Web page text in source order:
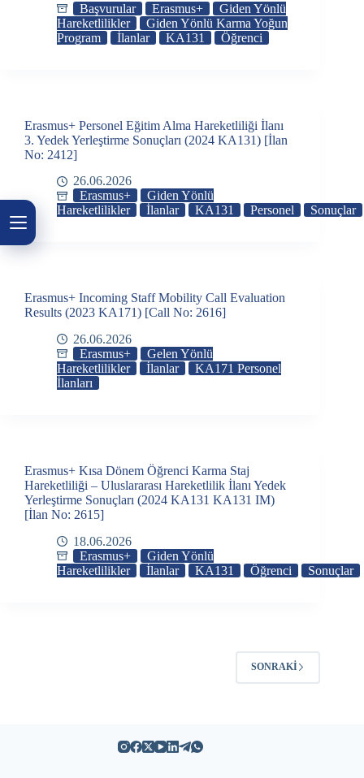
Başvurular
Erasmus+
Giden Yönlü
Hareketlilikler
Giden Yönlü Karma Yoğun
Program
İlanlar KA131 Öğrenci
Erasmus+ Personel Eğitim Alma Hareketliliği İlanı
3. Yedek Yerleştirme Sonuçları (2024 KA131) [İlan
No: 2412]
26.06.2026
Erasmus+
Giden Yönlü
Hareketlilikler
İlanlar KA131 Personel Sonuçlar
Erasmus+ Incoming Staff Mobility Call Evaluation
Results (2023 KA171) [Call No: 2616]
26.06.2026
Erasmus+
Gelen Yönlü
Hareketlilikler
İlanlar
KA171 Personel
İlanları
Erasmus+ Kısa Dönem Öğrenci Karma Staj
Hareketliliği – Uluslararası Hareketlilik İlanı Yedek
Yerleştirme Sonuçları (2024 KA131 KA131 IM)
[İlan No: 2615]
18.06.2026
Erasmus+
Giden Yönlü
Hareketlilikler
İlanlar KA131 Öğrenci Sonuçlar
SONRAKI